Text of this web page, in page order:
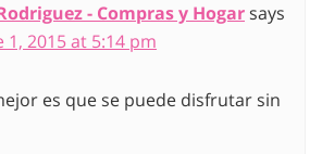
- Compras y Hogarsays
2015 at 5:14 pm
es que se puede disfrutar sin